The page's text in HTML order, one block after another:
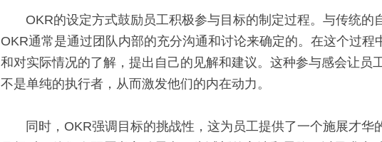
OKR通常是通过团队内部的充分沟通和讨论来确定的。在这个过程
和对实际情况的了解，提出自己的见解和建议。这种参与感会让员
不是单纯的执行者，从而激发他们的内在动力。